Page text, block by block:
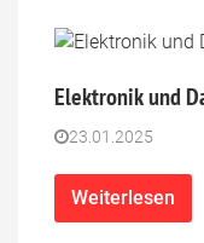
Elektronik und
23.01.2025
Weiterlesen